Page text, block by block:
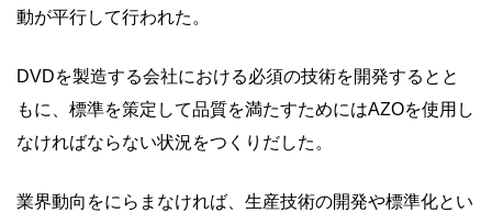
動が平行して行われた。
DVDを製造する会社における必須の技術を開発するとと
もに、標準を策定して品質を満たすためにはAZOを使用し
なければならない状況をつくりだした。
業界動向をにらまなければ、生産技術の開発や標準化とい